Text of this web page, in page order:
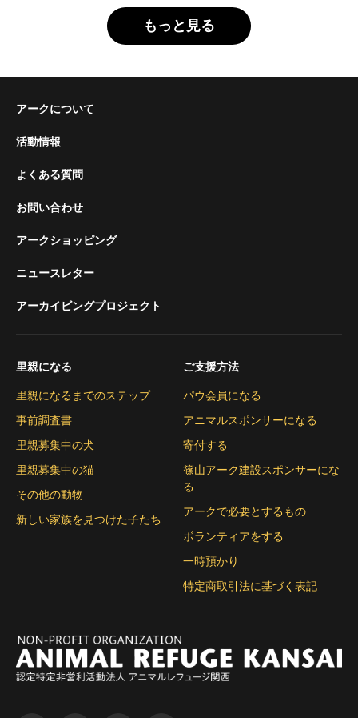
もっと見る
アークについて
活動情報
よくある質問
お問い合わせ
アークショッピング
ニュースレター
アーカイビングプロジェクト
里親になる
里親になるまでのステップ
事前調査書
里親募集中の犬
里親募集中の猫
その他の動物
新しい家族を見つけた子たち
ご支援方法
パウ会員になる
アニマルスポンサーになる
寄付する
篠山アーク建設スポンサーにな
る
アークで必要とするもの
ボランティアをする
一時預かり
特定商取引法に基づく表記